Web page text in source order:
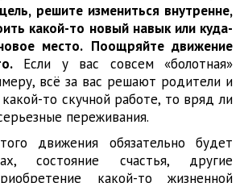
решите измениться внутренне,
какой-то новый навык или куда-
место. Поощряйте движение
Если у вас совсем «болотная»
всё за вас решают родители и
то скучной работе, то вряд ли
переживания.
движения обязательно будет
состояние счастья, другие
какой-то жизненной